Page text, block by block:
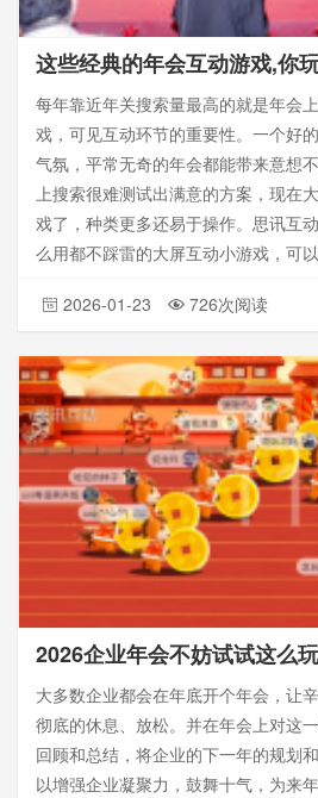
这些经典的年会互动游戏,你
每年靠近年关搜索量最高的就是年会
戏，可见互动环节的重要性。一个好
气氛，平常无奇的年会都能带来意想
上搜索很难测试出满意的方案，现在
戏了，种类更多还易于操作。思讯互
么用都不踩雷的大屏互动小游戏，可
2026-01-23 726次阅读
大多数企业都会在年底开个年会，让
彻底的休息、放松。并在年会上对这
回顾和总结，将企业的下一年的规划
以增强企业凝聚力，鼓舞十气，为来